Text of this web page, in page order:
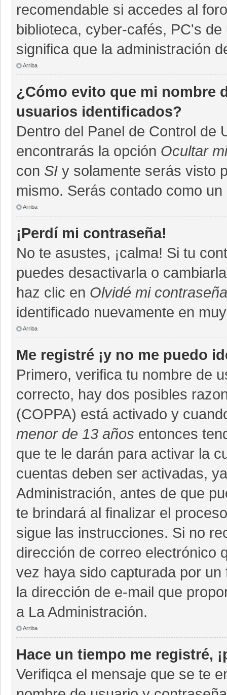
recomendable si accedes al
biblioteca, cyber-cafés, PC's
significa que la administración
Arriba
¿Cómo evito que mi nombre
usuarios identificados?
Dentro del Panel de Control de
encontrarás la opción Ocultar
con SI y solamente serás visto
mismo. Serás contado como
Arriba
¡Perdí mi contraseña!
No te asustes, ¡calma! Si tu
puedes desactivarla o
haz clic en Olvidé mi contraseña
identificado nuevamente en
Arriba
Me registré ¡y no me puedo
Primero, verifica tu nombre de
correcto, hay dos posibles
(COPPA) está activado y
menor de 13 años entonces
que te le darán para activar la
cuentas deben ser activadas,
Administración, antes de que
te brindará al finalizar el
sigue las instrucciones. Si no
dirección de correo electrónico
vez haya sido capturada por
la dirección de e-mail que
a La Administración.
Arriba
Hace un tiempo me registré,
Verifiqca el mensaje que se te